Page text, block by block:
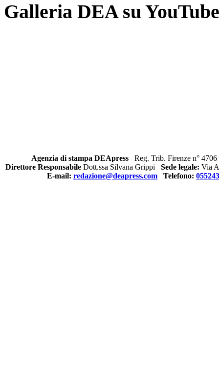
Galleria DEA su YouTube
Agenzia di stampa DEApress Reg. Trib. Firenze n° 4706
Direttore Responsabile Dott.ssa Silvana Grippi Sede legale: Via
E-mail: redazione@deapress.com Telefono: